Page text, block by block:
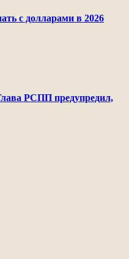
с долларами в 2026
РСПП предупредил,